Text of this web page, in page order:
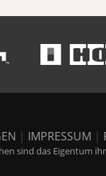
| IMPRESSUM |
sind das Eigentum